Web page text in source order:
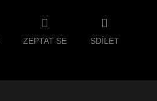
ZEPTAT SE SDÍLET